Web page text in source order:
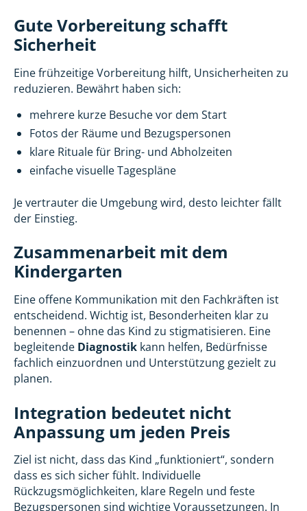
Gute Vorbereitung schafft
Sicherheit
Eine frühzeitige Vorbereitung hilft, Unsicherheiten zu
reduzieren. Bewährt haben sich:
mehrere kurze Besuche vor dem Start
Fotos der Räume und Bezugspersonen
klare Rituale für Bring- und Abholzeiten
einfache visuelle Tagespläne
Je vertrauter die Umgebung wird, desto leichter fällt
der Einstieg.
Zusammenarbeit mit dem
Kindergarten
Eine offene Kommunikation mit den Fachkräften ist
entscheidend. Wichtig ist, Besonderheiten klar zu
benennen – ohne das Kind zu stigmatisieren. Eine
begleitende Diagnostikkann helfen, Bedürfnisse
fachlich einzuordnen und Unterstützung gezielt zu
planen.
Integration bedeutet nicht
Anpassung um jeden Preis
Ziel ist nicht, dass das Kind „funktioniert“, sondern
dass es sich sicher fühlt. Individuelle
Rückzugsmöglichkeiten, klare Regeln und feste
Bezugspersonen sind wichtige Voraussetzungen. In